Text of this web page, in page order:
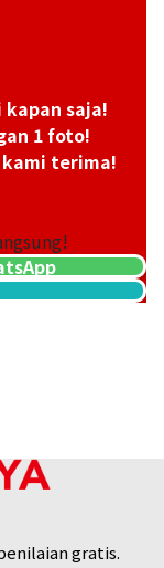
saja!
1 foto!
terima!
gratis.